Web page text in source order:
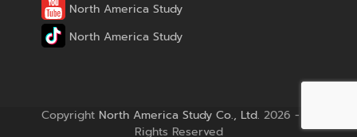
North America Study
North America Study
Copyright North America Study Co., Ltd. 2026 - All
Rights Reserved